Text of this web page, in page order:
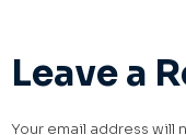
Leave a
Your email address will